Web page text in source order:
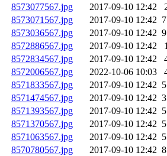
8573077567.jpg
2017-09-10 12:42
8573071567.jpg
2017-09-10 12:42
8573036567.jpg
2017-09-10 12:42
8572886567.jpg
2017-09-10 12:42
8572834567.jpg
2017-09-10 12:42
8572006567.jpg
2022-10-06 10:03
8571833567.jpg
2017-09-10 12:42
8571474567.jpg
2017-09-10 12:42
8571393567.jpg
2017-09-10 12:42
8571370567.jpg
2017-09-10 12:42
8571063567.jpg
2017-09-10 12:42
8570780567.jpg
2017-09-10 12:42